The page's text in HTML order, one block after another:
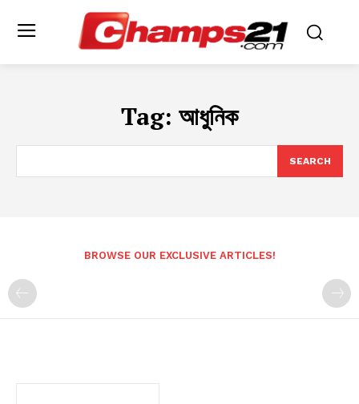
Tag: আধুনিক
SEARCH
BROWSE OUR EXCLUSIVE ARTICLES!